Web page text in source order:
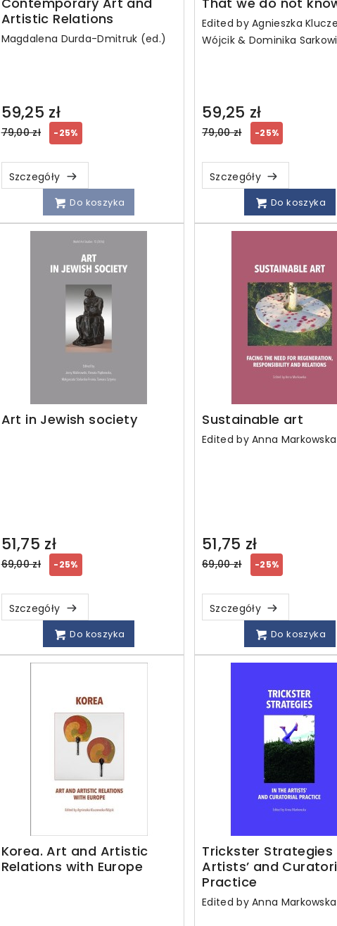
Artistic Relations
Magdalena Durda-Dmitruk (ed.)
59,25 zł
Regular
79,00 zł -25%
Szczegóły
Do koszyka
Edited by Agnieszka
Wójcik & Dominika
59,25 zł
Regular
79,00 zł -25%
Szczegóły
Do koszyka
Art in Jewish society
51,75 zł
Regular
69,00 zł -25%
Szczegóły
Do koszyka
Sustainable art
Edited by Anna Markowska
51,75 zł
Regular
69,00 zł -25%
Szczegóły
Do koszyka
Korea. Art and Artistic
Relations with Europe
Trickster Strategies
Artists’ and
Practice
Edited by Anna Markowska